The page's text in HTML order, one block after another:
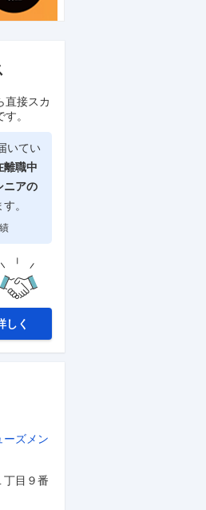
社
を見る
直接スカ
。
いてい
離職中
ニアの
。
しく
ーズメン
丁目９番